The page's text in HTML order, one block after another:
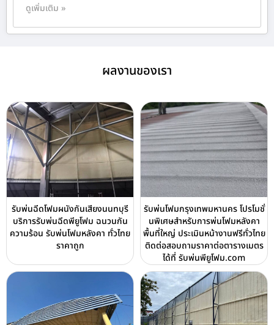
ดูเพิ่มเติม »
ผลงานของเรา
รับพ่นฉีดโฟมผนังกันเสียงนนทบุรี
บริการรับพ่นฉีดพียูโฟม ฉนวนกัน
ความร้อน รับพ่นโฟมหลังคา ทั่วไทย
ราคาถูก
รับพ่นโฟมกรุงเทพมหานคร โปรโมชั่
นพิเศษสำหรับการพ่นโฟมหลังคา
พื้นที่ใหญ่ ประเมินหน้างานฟรีทั่วไทย
ติดต่อสอบถามราคาต่อตารางเมตร
ได้ที่ รับพ่นพียูโฟม.com